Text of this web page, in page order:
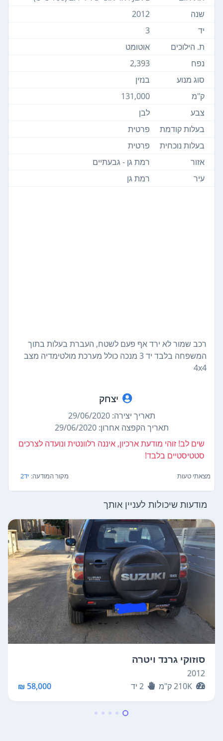
שנה
2012
יד
3
ת. הילוכים
אוטומט
נפח
2,393
סוג מנוע
בנזין
ק"מ
131,000
צבע
לבן
בעלות קודמת
פרטית
בעלות נוכחית
פרטית
אזור
רמת גן - גבעתיים
עיר
רמת גן
רכב שמור לא ירד אף פעם לשטח, העברת בעלות בתוך
המשפחה בלבד יד 3 מנכה כולל מערכת מולטימדיה מצב
4x4
יצחק
תאריך יצירה: 29/06/2020
תאריך הקפצה אחרון: 29/06/2020
שים לב! זוהי מודעת ארכיון, איננה רלוונטית ונועדה לצרכים
סטטיסטיים בלבד!
מצאתי טעות מקור המודעה: יד2
מודעות שיכולות לעניין אותך
סוזוקי גרנד ויטרה
2012
210Kק"מ 2 יד 58,000 ₪